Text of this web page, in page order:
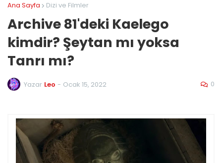
Ana Sayfa Dizi ve Filmler
Archive 81'deki Kaelego
kimdir? Şeytan mı yoksa
Tanrı mı?
Yazar Leo - Ocak 15, 2022 0